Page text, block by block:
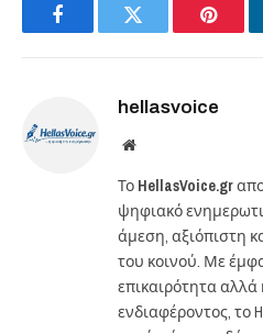
FacebookTwitter
hellasvoice
Website
Το HellasVoice.gr
ψηφιακό
άμεση, αξιόπιστη
του κοινού. Με
επικαιρότητα αλλά
ενδιαφέροντος, το